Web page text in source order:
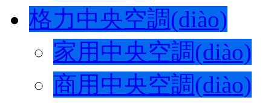
格力中央空調(diào)
家用中央空調(diào)
商用中央空調(diào)